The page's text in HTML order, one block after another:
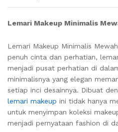
Lemari Makeup Minimalis
Lemari Makeup Minimalis
penuh cinta dan perhatian,
menjadi pusat perhatian di
minimalisnya yang elegan
setiap inci desainnya. Dibuat
lemari makeup ini tidak hanya
untuk menyimpan koleksi
menjadi pernyataan fashion di